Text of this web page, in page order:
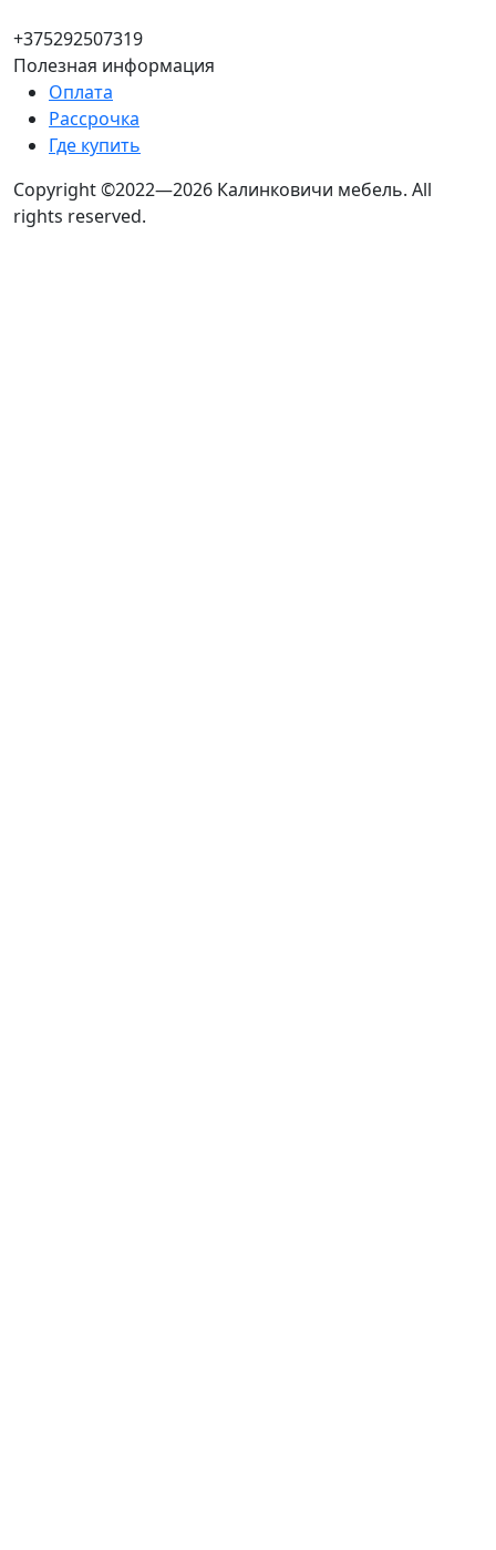
+375292507319
Полезная информация
Оплата
Рассрочка
Где купить
Copyright ©2022—2026 Калинковичи мебель. All
rights reserved.